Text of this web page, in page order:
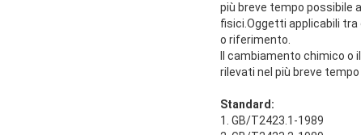
più breve tempo possibile
fisici.Oggetti applicabili
o riferimento.
Il cambiamento chimico
rilevati nel più breve tempo
Standard:
1. GB/T2423.1-1989